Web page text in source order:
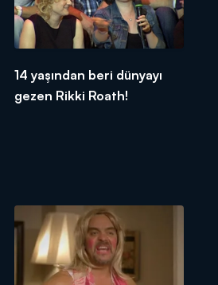
14 yaşından beri dünyayı
gezen Rikki Roath!